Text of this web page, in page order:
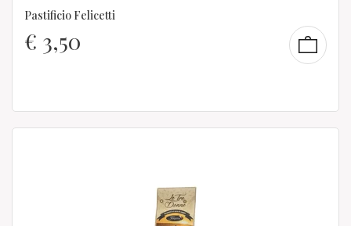
Pastificio Felicetti
€ 3,50